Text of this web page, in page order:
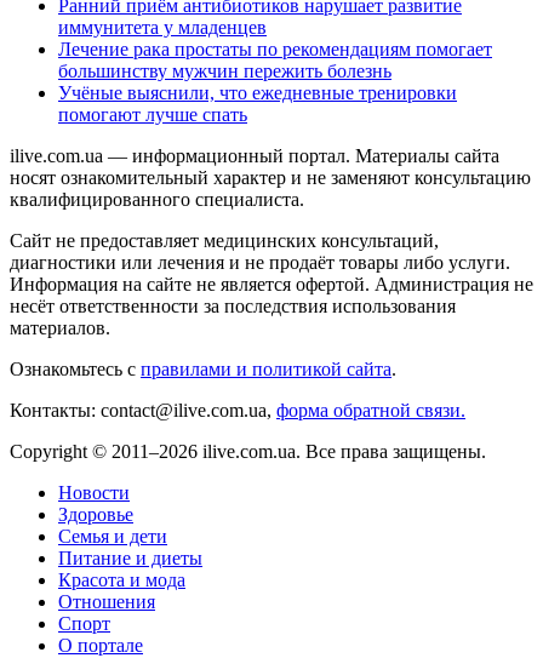
Ранний приём антибиотиков нарушает развитие
иммунитета у младенцев
Лечение рака простаты по рекомендациям помогает
большинству мужчин пережить болезнь
Учёные выяснили, что ежедневные тренировки
помогают лучше спать
ilive.com.ua — информационный портал. Материалы сайта
носят ознакомительный характер и не заменяют консультацию
квалифицированного специалиста.
Сайт не предоставляет медицинских консультаций,
диагностики или лечения и не продаёт товары либо услуги.
Информация на сайте не является офертой. Администрация не
несёт ответственности за последствия использования
материалов.
Ознакомьтесь с правилами и политикой сайта.
Контакты: contact@ilive.com.ua, форма обратной связи.
Copyright © 2011–2026 ilive.com.ua. Все права защищены.
Новости
Здоровье
Семья и дети
Питание и диеты
Красота и мода
Отношения
Спорт
О портале